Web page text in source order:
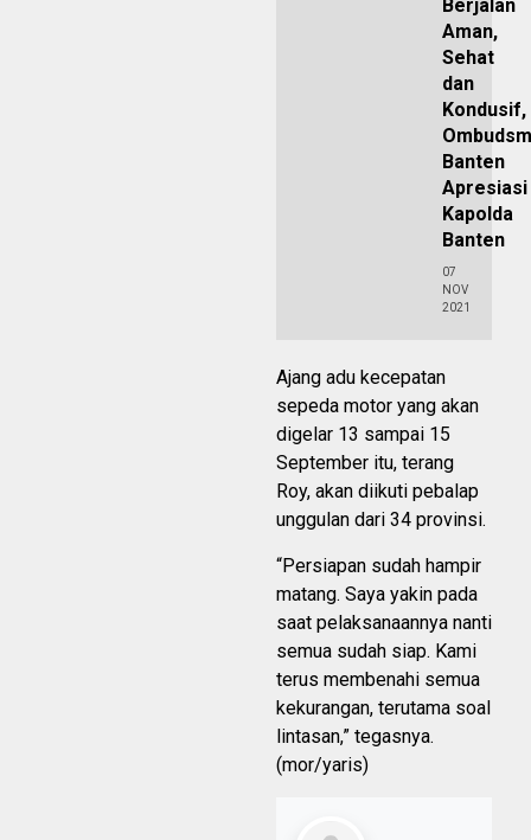
Berjalan
Aman,
Sehat
dan
Kondusif,
Banten
Apresiasi
Kapolda
Banten
07
NOV
2021
Ajang adu kecepatan
sepeda motor yang akan
digelar 13 sampai 15
September itu, terang
Roy, akan diikuti pebalap
unggulan dari 34 provinsi.
“Persiapan sudah hampir
matang. Saya yakin pada
saat pelaksanaannya nanti
semua sudah siap. Kami
terus membenahi semua
kekurangan, terutama soal
lintasan,” tegasnya.
(mor/yaris)